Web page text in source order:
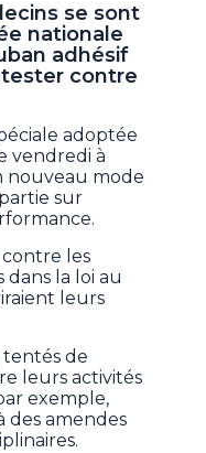
se sont
nationale
adhésif
contre
adoptée
vendredi à
nouveau mode
sur
les
la loi au
leurs
tentés de
leurs activités
exemple,
des amendes